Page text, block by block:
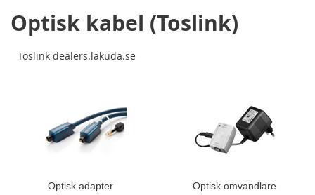
Optisk kabel (Toslink)
Toslink dealers.lakuda.se
Optisk adapter Optisk omvandlare